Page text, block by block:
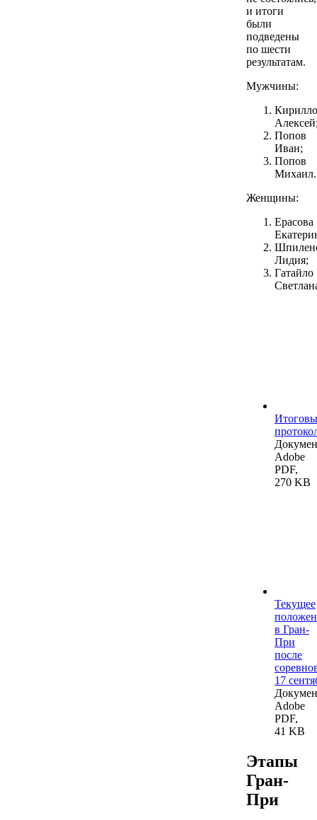
и итоги
были
подведены
по шести
результатам.
Мужчины:
Попов
Иван;
Попов
Михаил.
Женщины:
Ерасова
Лидия;
Гатайло
Adobe
PDF,
270 KB
Текущее
в Гран-
При
после
17
Adobe
PDF,
41 KB
Этапы
Гран-
При